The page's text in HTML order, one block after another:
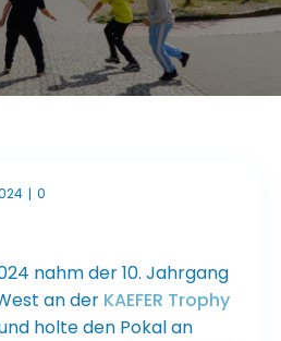
| 0
nahm der 10. Jahrgang
an der KAEFER Trophy
holte den Pokal an